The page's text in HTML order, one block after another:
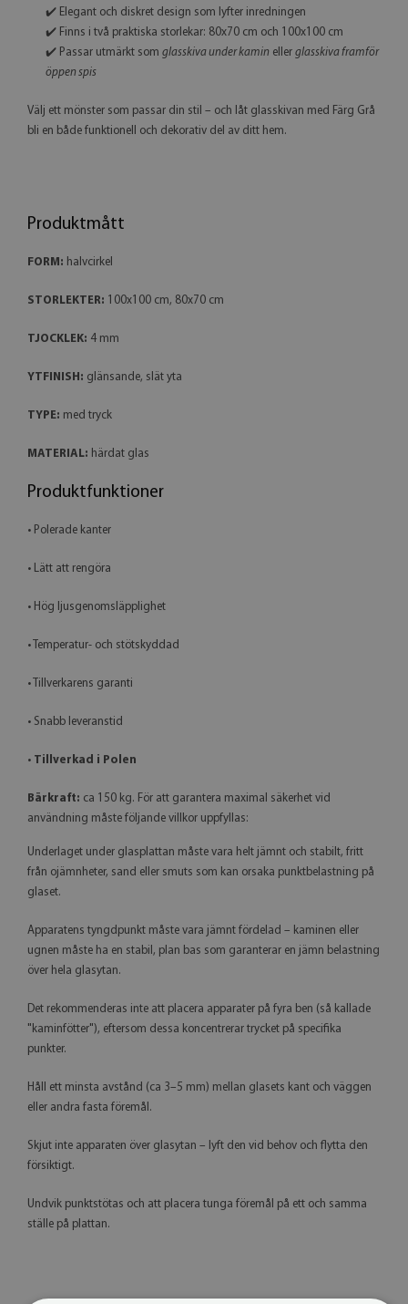
✔️ Elegant och diskret design som lyfter inredningen
✔️ Finns i två praktiska storlekar: 80x70 cm och 100x100 cm
✔️ Passar utmärkt som glasskiva under kamin eller glasskiva framför
öppen spis
Välj ett mönster som passar din stil – och låt glasskivan med Färg Grå
bli en både funktionell och dekorativ del av ditt hem.
Produktmått
FORM: halvcirkel
STORLEKTER: 100x100 cm, 80x70 cm
TJOCKLEK: 4 mm
YTFINISH: glänsande, slät yta
TYPE: med tryck
MATERIAL: härdat glas
Produktfunktioner
• Polerade kanter
• Lätt att rengöra
• Hög ljusgenomsläpplighet
• Temperatur- och stötskyddad
• Tillverkarens garanti
• Snabb leveranstid
• Tillverkad i Polen
Bärkraft: ca 150 kg. För att garantera maximal säkerhet vid
användning måste följande villkor uppfyllas:
Underlaget under glasplattan måste vara helt jämnt och stabilt, fritt
från ojämnheter, sand eller smuts som kan orsaka punktbelastning på
glaset.
Apparatens tyngdpunkt måste vara jämnt fördelad – kaminen eller
ugnen måste ha en stabil, plan bas som garanterar en jämn belastning
över hela glasytan.
Det rekommenderas inte att placera apparater på fyra ben (så kallade
"kaminfötter"), eftersom dessa koncentrerar trycket på specifika
punkter.
Håll ett minsta avstånd (ca 3–5 mm) mellan glasets kant och väggen
eller andra fasta föremål.
Skjut inte apparaten över glasytan – lyft den vid behov och flytta den
försiktigt.
Undvik punktstötas och att placera tunga föremål på ett och samma
ställe på plattan.